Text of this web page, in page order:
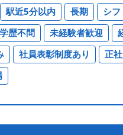
駅近5分以内 長期 シ
学歴不問
未経験者歓迎
社員表彰制度あり
正